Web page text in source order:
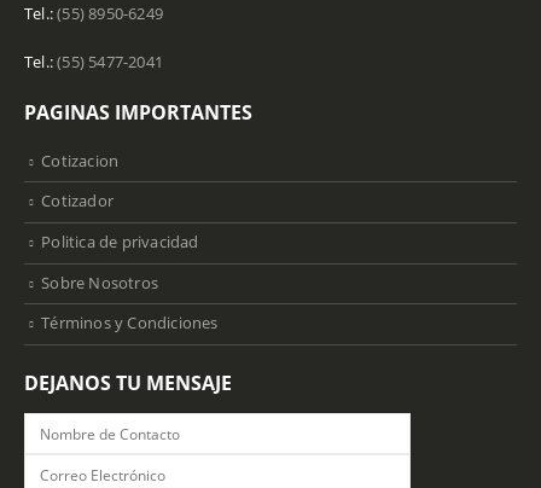
Tel.:(55) 8950-6249
Tel.:(55) 5477-2041
PAGINAS IMPORTANTES
Cotizacion
Cotizador
Politica de privacidad
Sobre Nosotros
Términos y Condiciones
DEJANOS TU MENSAJE